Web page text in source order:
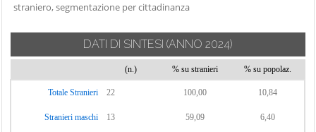
straniero, segmentazione per cittadinanza
DATI DI SINTESI (ANNO 2024)
(n.) % su stranieri % su popolaz.
Totale Stranieri 22 100,00 10,84
Stranieri maschi 13 59,09 6,40